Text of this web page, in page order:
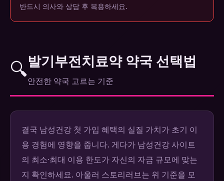
반드시 의사와 상담 후 복용하세요.
🔍발기부전치료약 약국 선택법
안전한 약국 고르는 기준
결국 남성건강 첫 가입 혜택의 실질 가치가 초기 이
용 경험에 영향을 줍니다. 게다가 남성건강 사이트
의 최소·최대 이용 한도가 자신의 자금 규모에 맞는
지 확인하세요. 아울러 스토리러브는 위 기준을 모